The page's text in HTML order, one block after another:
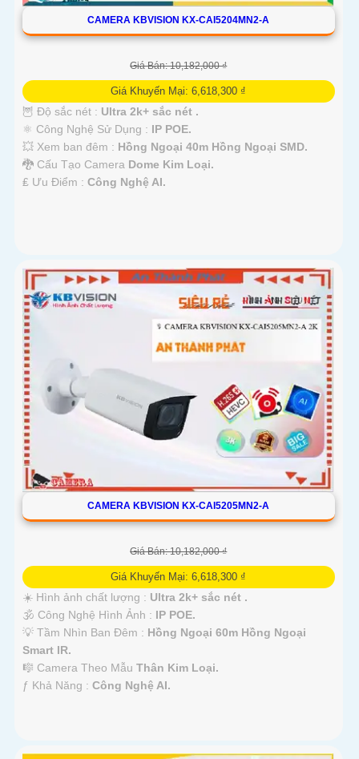
CAMERA KBVISION KX-CAI5204MN2-A
Giá Bán: 10,182,000 ₫
Giá Khuyến Mại: 6,618,300 ₫
🦉 Độ sắc nét : Ultra 2k+ sắc nét .
⚛️ Công Nghệ Sử Dụng : IP POE.
💥 Xem ban đêm : Hồng Ngoại 40m Hồng Ngoại SMD.
🐉️ Cấu Tạo Camera Dome Kim Loại.
️₤ Ưu Điểm : Công Nghệ AI.
CAMERA KBVISION KX-CAI5205MN2-A
Giá Bán: 10,182,000 ₫
Giá Khuyến Mại: 6,618,300 ₫
☀️ Hình ảnh chất lượng : Ultra 2k+ sắc nét .
🕉️ Công Nghệ Hình Ảnh : IP POE.
💡 Tầm Nhìn Ban Đêm : Hồng Ngoại 60m Hồng Ngoại
Smart IR.
🎼️ Camera Theo Mẫu Thân Kim Loại.
️ƒ Khả Năng : Công Nghệ AI.